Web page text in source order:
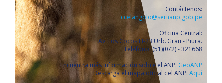
Contáctenos:
ccelangolo@sernanp.gob.pe
Oficina Central:
Av. Los Cocos H-23 Urb. Grau - Piura.
Teléfono: (51)(072) - 321668
Encuentra más información sobre el ANP: GeoANP
Descarga el mapa oficial del ANP: Aquí